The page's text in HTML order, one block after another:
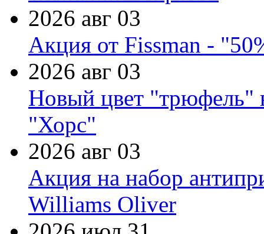
2026 авг 03
Акция от Fissman -
2026 авг 03
Новый цвет "трюфель"
"Хорс"
2026 авг 03
Акция на набор
Williams Oliver